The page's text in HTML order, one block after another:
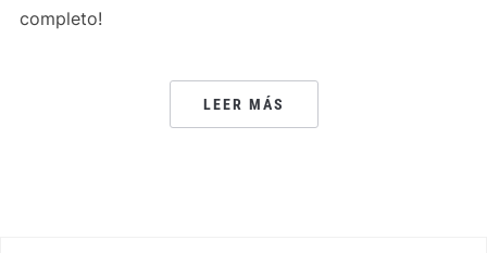
completo!
LEER MÁS